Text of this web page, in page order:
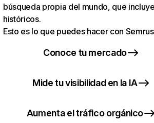
búsqueda propia del mundo, que
históricos.
Esto es lo que puedes hacer con
Conoce tu mercado
Mide tu visibilidad en la IA
Aumenta el tráfico orgánico